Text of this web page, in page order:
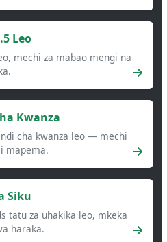
Leo
mechi za mabao mengi na
Kwanza
cha kwanza leo — mechi
mapema.
Siku
tatu za uhakika leo, mkeka
haraka.